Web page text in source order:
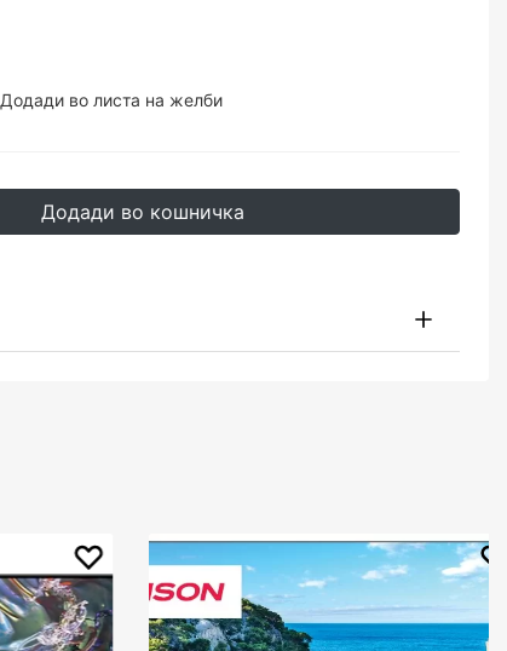
Додади во листа на желби
Додади во кошничка